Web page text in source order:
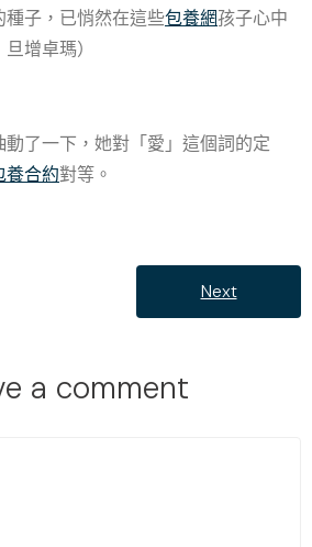
子，已悄然在這些包養網孩子心中
增卓瑪）
動了一下，她對「愛」這個詞的定
養合約對等。
Next
a comment